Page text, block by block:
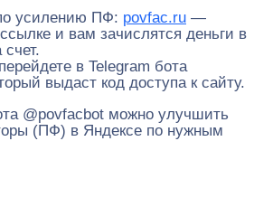
усилению ПФ: povfac.ru —
и вам зачислятся деньги в
в Telegram бота
выдаст код доступа к сайту.
@povfacbot можно улучшить
(ПФ) в Яндексе по нужным